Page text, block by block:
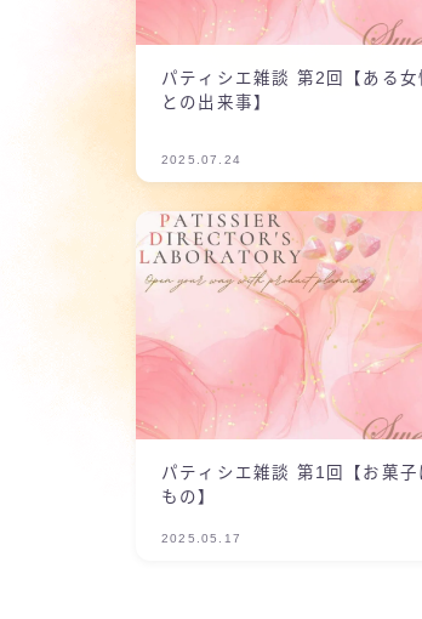
パティシエ雑談 第2回【ある女
との出来事】
2025.07.24
パティシエ雑談 第1回【お菓子
もの】
2025.05.17